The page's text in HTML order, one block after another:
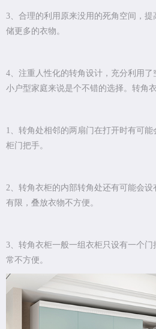
3、合理的利用原来没用的死角空间，
储更多的衣物。
4、注重人性化的转角设计，充分利用
小户型家庭来说是个不错的选择。转角
1、转角处相邻的两扇门在打开时有可
柜门把手。
2、转角衣柜的内部转角处还有可能会
有限，叠放衣物不方便。
3、转角衣柜一般一组衣柜只设有一个
常不方便。